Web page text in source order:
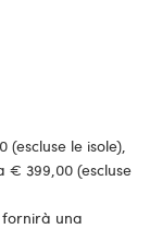
le isole),
€ 399,00 (escluse
una